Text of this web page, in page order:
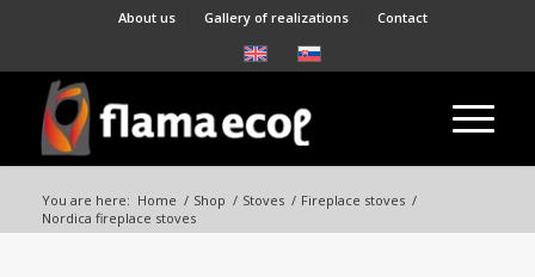
About us Gallery of realizations Contact
You are here: Home / Shop / Stoves / Fireplace stoves /
Nordica fireplace stoves